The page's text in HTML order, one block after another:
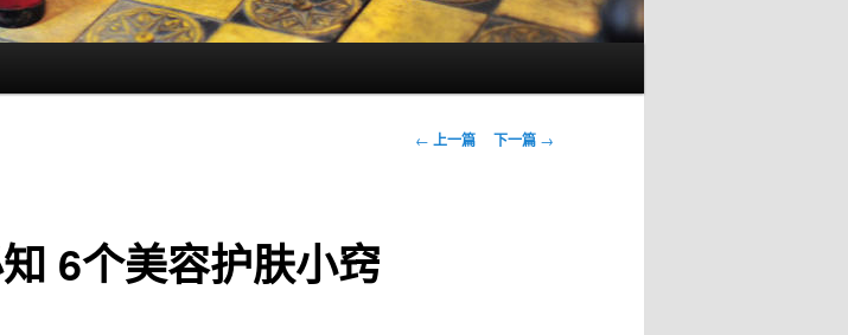
文
← 上一篇 下一篇 →
6个美容护肤小窍